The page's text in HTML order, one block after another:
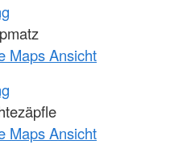
Maps Ansicht
Maps Ansicht